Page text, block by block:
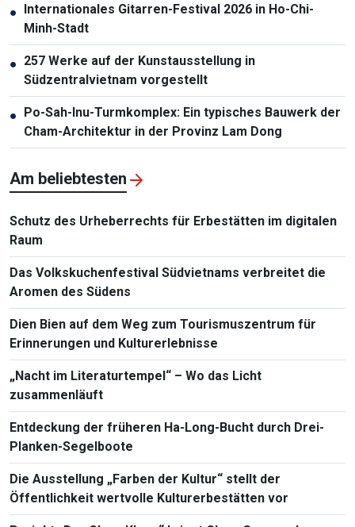
● Internationales Gitarren-Festival 2026 in Ho-Chi-
Minh-Stadt
● 257 Werke auf der Kunstausstellung in
Südzentralvietnam vorgestellt
● Po-Sah-Inu-Turmkomplex: Ein typisches Bauwerk der
Cham-Architektur in der Provinz Lam Dong
Am beliebtesten
Schutz des Urheberrechts für Erbestätten im digitalen
Raum
Das Volkskuchenfestival Südvietnams verbreitet die
Aromen des Südens
Dien Bien auf dem Weg zum Tourismuszentrum für
Erinnerungen und Kulturerlebnisse
„Nacht im Literaturtempel“ – Wo das Licht
zusammenläuft
Entdeckung der früheren Ha-Long-Bucht durch Drei-
Planken-Segelboote
Die Ausstellung „Farben der Kultur“ stellt der
Öffentlichkeit wertvolle Kulturerbestätten vor